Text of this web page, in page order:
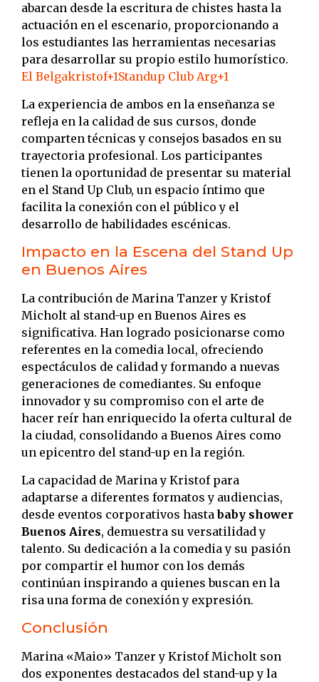
abarcan desde la escritura de chistes hasta la
actuación en el escenario, proporcionando a
los estudiantes las herramientas necesarias
para desarrollar su propio estilo humorístico.
El Belgakristof+1Standup Club Arg+1
La experiencia de ambos en la enseñanza se
refleja en la calidad de sus cursos, donde
comparten técnicas y consejos basados en su
trayectoria profesional. Los participantes
tienen la oportunidad de presentar su material
en el Stand Up Club, un espacio íntimo que
facilita la conexión con el público y el
desarrollo de habilidades escénicas.
Impacto en la Escena del Stand Up
en Buenos Aires
La contribución de Marina Tanzer y Kristof
Micholt al stand-up en Buenos Aires es
significativa. Han logrado posicionarse como
referentes en la comedia local, ofreciendo
espectáculos de calidad y formando a nuevas
generaciones de comediantes. Su enfoque
innovador y su compromiso con el arte de
hacer reír han enriquecido la oferta cultural de
la ciudad, consolidando a Buenos Aires como
un epicentro del stand-up en la región.
La capacidad de Marina y Kristof para
adaptarse a diferentes formatos y audiencias,
desde eventos corporativos hastababy shower
Buenos Aires, demuestra su versatilidad y
talento. Su dedicación a la comedia y su pasión
por compartir el humor con los demás
continúan inspirando a quienes buscan en la
risa una forma de conexión y expresión.
Conclusión
Marina «Maio» Tanzer y Kristof Micholt son
dos exponentes destacados del stand-up y la